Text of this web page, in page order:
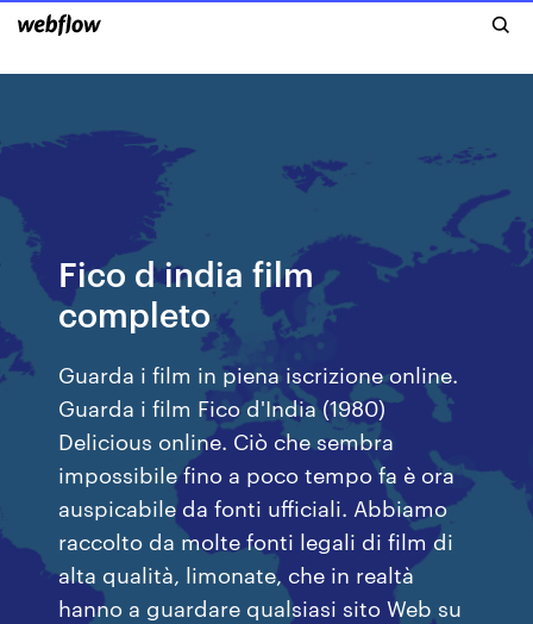
Fico d india film
completo
Guarda i film in piena iscrizione online.
Guarda i film Fico d'India (1980)
Delicious online. Ciò che sembra
impossibile fino a poco tempo fa è ora
auspicabile da fonti ufficiali. Abbiamo
raccolto da molte fonti legali di film di
alta qualità, limonate, che in realtà
hanno a guardare qualsiasi sito Web su